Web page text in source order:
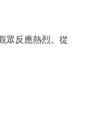
眾反應熱烈。從